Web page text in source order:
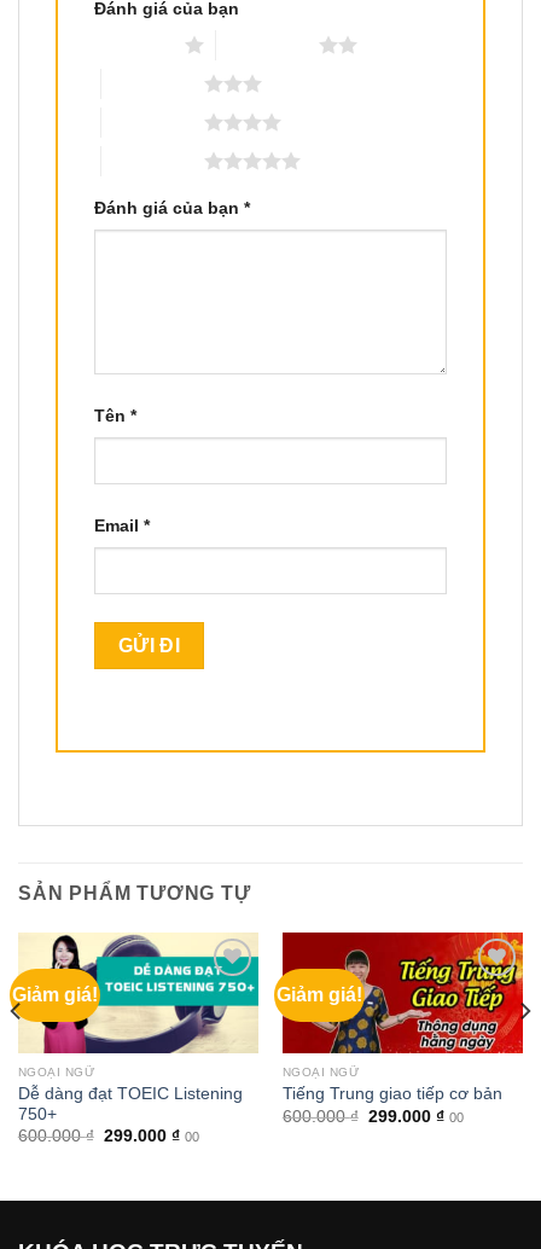
Đánh giá của bạn
Đánh giá của bạn *
Tên *
Email *
SẢN PHẨM TƯƠNG TỰ
Giảm giá!
NGOẠI NGỮ
Dễ dàng đạt TOEIC Listening
750+
600.000₫ Giá
299.000 ₫Giá
299.000 ₫.
00
Giảm giá!
NGOẠI NGỮ
Tiếng Trung giao tiếp cơ bản
600.000₫ Giá
299.000 ₫Giá
00